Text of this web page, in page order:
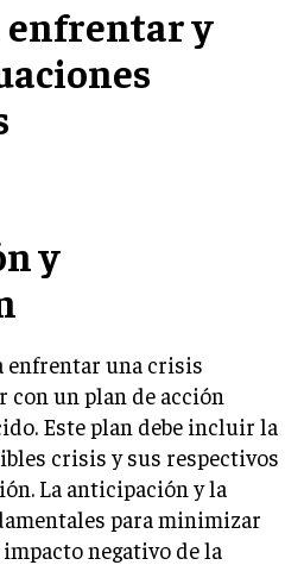
FINANCIEROS
FINANCIEROS
enfrentar y
y
enfrentar una crisis
con un plan de acción
Este plan debe incluir la
crisis y sus respectivos
La anticipación y la
para minimizar
negativo de la